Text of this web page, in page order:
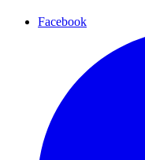
Facebook